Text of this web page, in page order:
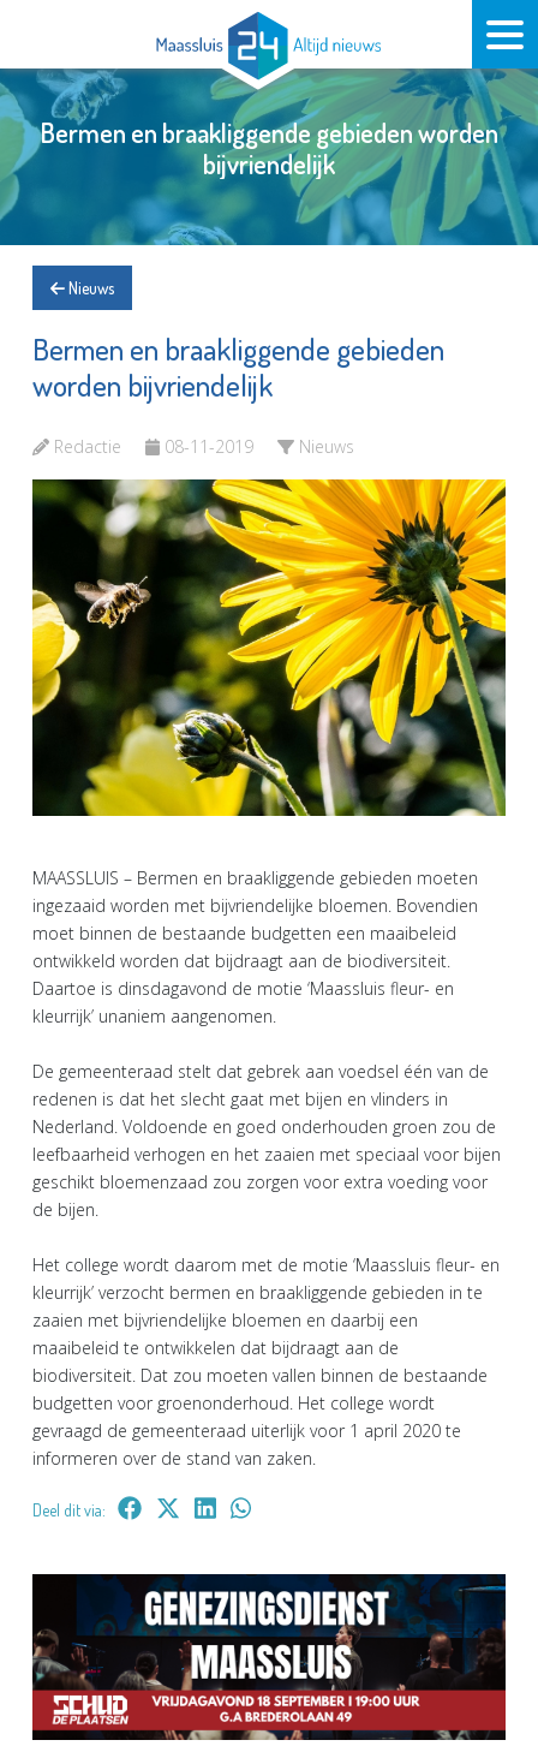
Bermen en braakliggende gebieden worden
bijvriendelijk
Nieuws
Bermen en braakliggende gebieden
worden bijvriendelijk
Redactie 08-11-2019 Nieuws
MAASSLUIS – Bermen en braakliggende gebieden moeten
ingezaaid worden met bijvriendelijke bloemen. Bovendien
moet binnen de bestaande budgetten een maaibeleid
ontwikkeld worden dat bijdraagt aan de biodiversiteit.
Daartoe is dinsdagavond de motie ‘Maassluis fleur- en
kleurrijk’ unaniem aangenomen.
De gemeenteraad stelt dat gebrek aan voedsel één van de
redenen is dat het slecht gaat met bijen en vlinders in
Nederland. Voldoende en goed onderhouden groen zou de
leefbaarheid verhogen en het zaaien met speciaal voor bijen
geschikt bloemenzaad zou zorgen voor extra voeding voor
de bijen.
Het college wordt daarom met de motie ‘Maassluis fleur- en
kleurrijk’ verzocht bermen en braakliggende gebieden in te
zaaien met bijvriendelijke bloemen en daarbij een
maaibeleid te ontwikkelen dat bijdraagt aan de
biodiversiteit. Dat zou moeten vallen binnen de bestaande
budgetten voor groenonderhoud. Het college wordt
gevraagd de gemeenteraad uiterlijk voor 1 april 2020 te
informeren over de stand van zaken.
Deel dit via: